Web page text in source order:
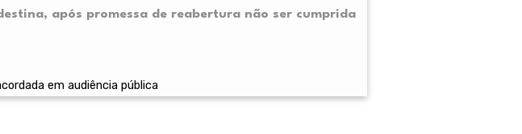
após promessa de reabertura não ser cumprida
em audiência pública